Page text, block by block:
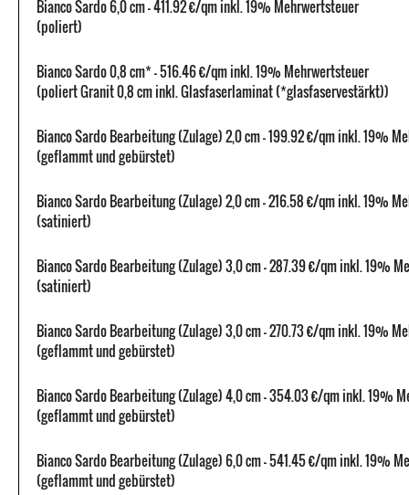
Bianco Sardo 6,0 cm - 411.92 €/qm inkl. 19% Mehrwertsteuer
(poliert)
Bianco Sardo 0,8 cm* - 516.46 €/qm inkl. 19% Mehrwertsteuer
(poliert Granit 0,8 cm inkl. Glasfaserlaminat (*glasfaservestärkt))
Bianco Sardo Bearbeitung (Zulage) 2,0 cm - 199.92 €/qm inkl. 19%
(geflammt und gebürstet)
Bianco Sardo Bearbeitung (Zulage) 2,0 cm - 216.58 €/qm inkl. 19%
(satiniert)
Bianco Sardo Bearbeitung (Zulage) 3,0 cm - 287.39 €/qm inkl. 19%
(satiniert)
Bianco Sardo Bearbeitung (Zulage) 3,0 cm - 270.73 €/qm inkl. 19%
(geflammt und gebürstet)
Bianco Sardo Bearbeitung (Zulage) 4,0 cm - 354.03 €/qm inkl. 19%
(geflammt und gebürstet)
Bianco Sardo Bearbeitung (Zulage) 6,0 cm - 541.45 €/qm inkl. 19%
(geflammt und gebürstet)